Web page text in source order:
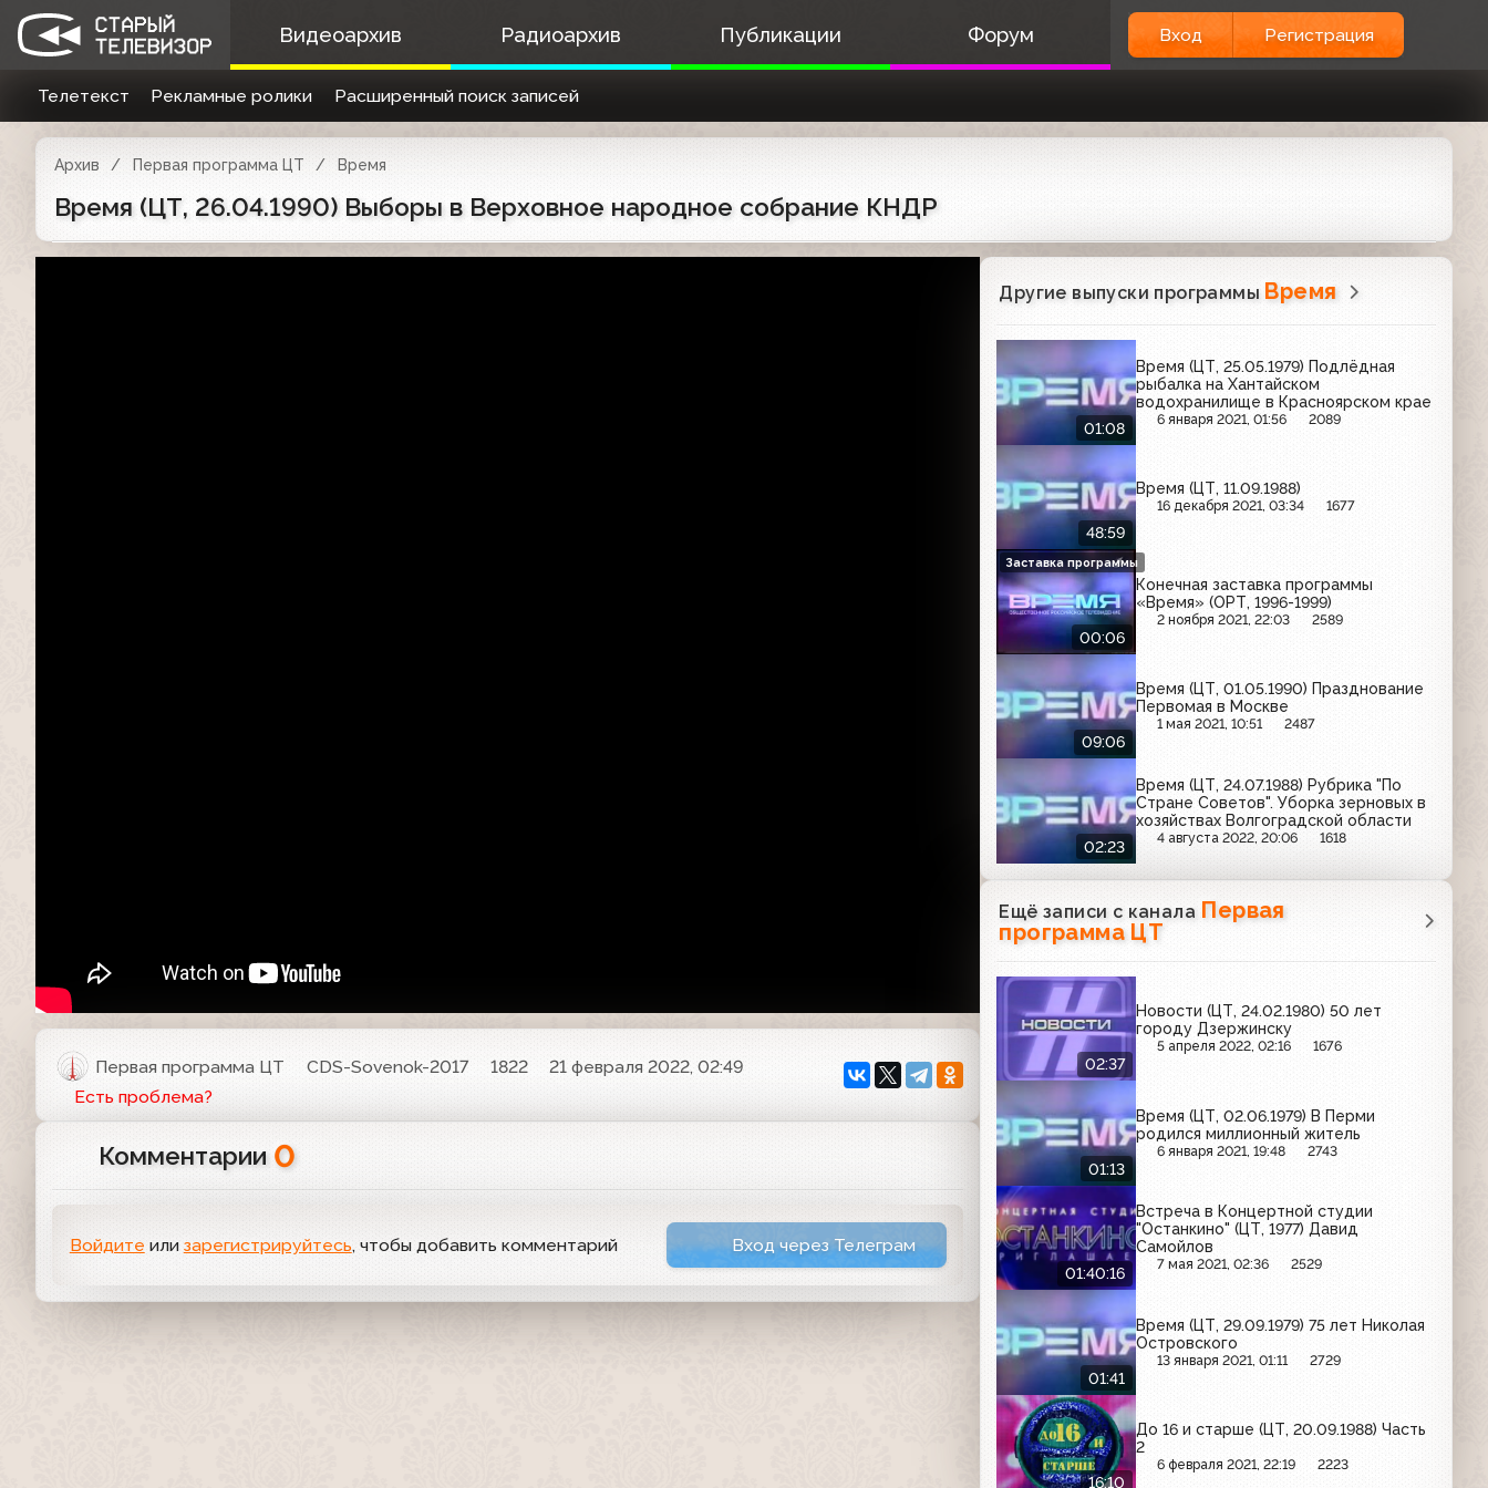
Видеоархив Радиоархив Публикации Форум Вход Регистрация
Телетекст Рекламные ролики Расширенный поиск записей
Архив Первая программа ЦТ Время
Время (ЦТ, 26.04.1990) Выборы в Верховное народное собрание КНДР
Первая программа ЦТ CDS-Sovenok-2017 1822
21 февраля 2022, 02:49
Есть проблема?
Комментарии 0
Войдите или зарегистрируйтесь, чтобы добавить комментарий Вход через Телеграм
Другие выпуски программы Время
01:08
Время (ЦТ, 25.05.1979) Подлёдная
рыбалка на Хантайском
водохранилище в Красноярском крае
6 января 2021, 01:56 2089
48:59
Время (ЦТ, 11.09.1988)
16 декабря 2021, 03:34 1677
00:06
Конечная заставка программы
«Время» (ОРТ, 1996-1999)
2 ноября 2021, 22:03 2589
Заставка программы
09:06
Время (ЦТ, 01.05.1990) Празднование
Первомая в Москве
1 мая 2021, 10:51 2487
02:23
Время (ЦТ, 24.07.1988) Рубрика "По
Стране Советов". Уборка зерновых в
хозяйствах Волгоградской области
4 августа 2022, 20:06 1618
Ещё записи с канала Первая
программа ЦТ
02:37
Новости (ЦТ, 24.02.1980) 50 лет
городу Дзержинску
5 апреля 2022, 02:16 1676
01:13
Время (ЦТ, 02.06.1979) В Перми
родился миллионный житель
6 января 2021, 19:48 2743
01:40:16
Встреча в Концертной студии
"Останкино" (ЦТ, 1977) Давид
Самойлов
7 мая 2021, 02:36 2529
01:41
Время (ЦТ, 29.09.1979) 75 лет Николая
Островского
13 января 2021, 01:11 2729
16:10
До 16 и старше (ЦТ, 20.09.1988) Часть
2
6 февраля 2021, 22:19 2223